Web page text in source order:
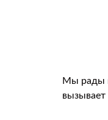
Мы рады
вызывает